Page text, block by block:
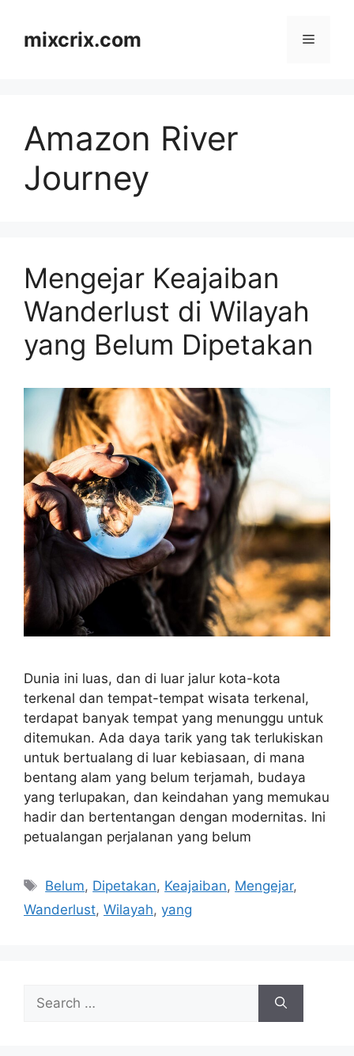
contentmixcrix.com Menu
Amazon River
Journey
Mengejar Keajaiban
Wanderlust di Wilayah
yang Belum Dipetakan
Dunia ini luas, dan di luar jalur kota-kota
terkenal dan tempat-tempat wisata terkenal,
terdapat banyak tempat yang menunggu untuk
ditemukan. Ada daya tarik yang tak terlukiskan
untuk bertualang di luar kebiasaan, di mana
bentang alam yang belum terjamah, budaya
yang terlupakan, dan keindahan yang memukau
hadir dan bertentangan dengan modernitas. Ini
petualangan perjalanan yang belum
Tags
Belum, Dipetakan, Keajaiban, Mengejar,
Wanderlust, Wilayah, yang
Search
for: